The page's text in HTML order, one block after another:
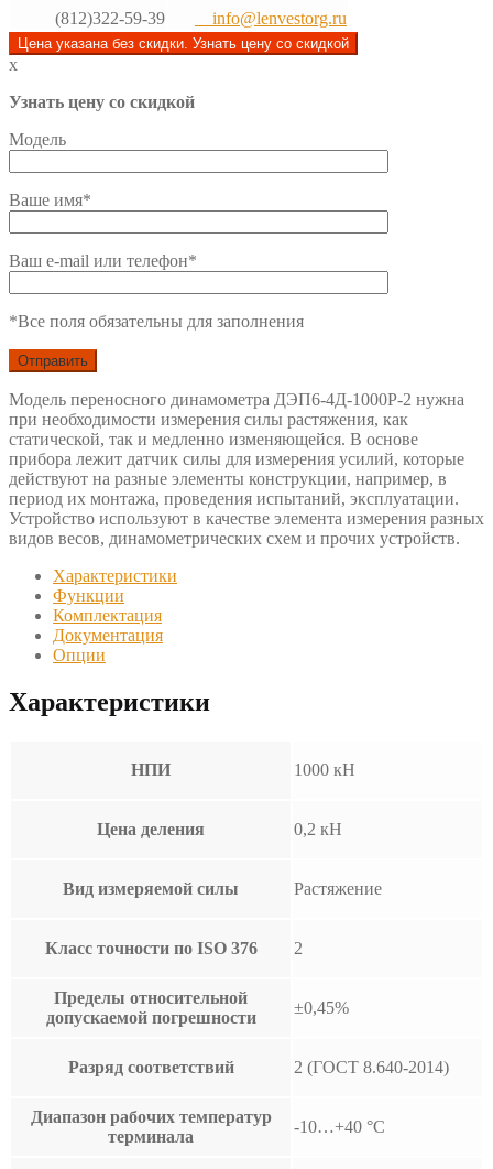
(812)322-59-39
info@lenvestorg.ru
Цена указана без скидки. Узнать цену со скидкой
x
Узнать цену со скидкой
Модель
Ваше имя*
Ваш e-mail или телефон*
*Все поля обязательны для заполнения
Модель переносного динамометра ДЭП6-4Д-1000Р-2 нужна
при необходимости измерения силы растяжения, как
статической, так и медленно изменяющейся. В основе
прибора лежит датчик силы для измерения усилий, которые
действуют на разные элементы конструкции, например, в
период их монтажа, проведения испытаний, эксплуатации.
Устройство используют в качестве элемента измерения разных
видов весов, динамометрических схем и прочих устройств.
Характеристики
Функции
Комплектация
Документация
Опции
Характеристики
НПИ 1000 кН
Цена деления 0,2 кН
Вид измеряемой силы Растяжение
Класс точности по ISO 376 2
Пределы относительной
допускаемой погрешности
±0,45%
Разряд соответствий 2 (ГОСТ 8.640-2014)
Диапазон рабочих температур
терминала
-10…+40 °С